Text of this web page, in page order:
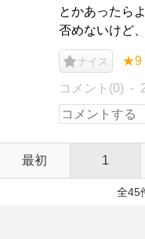
とかあったら
否めないけど
ナイス ★9
コメント(0)
最初 1
全45